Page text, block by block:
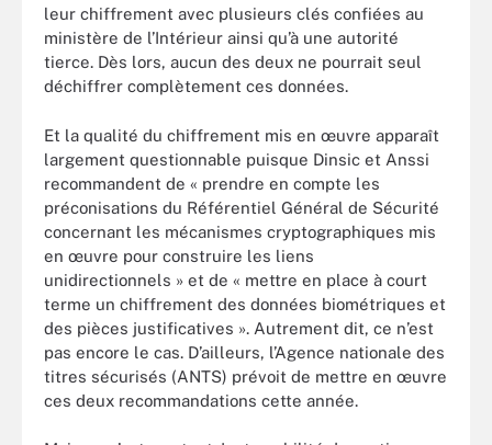
leur chiffrement avec plusieurs clés confiées au
ministère de l’Intérieur ainsi qu’à une autorité
tierce. Dès lors, aucun des deux ne pourrait seul
déchiffrer complètement ces données.
Et la qualité du chiffrement mis en œuvre apparaît
largement questionnable puisque Dinsic et Anssi
recommandent de « prendre en compte les
préconisations du Référentiel Général de Sécurité
concernant les mécanismes cryptographiques mis
en œuvre pour construire les liens
unidirectionnels » et de « mettre en place à court
terme un chiffrement des données biométriques et
des pièces justificatives ». Autrement dit, ce n’est
pas encore le cas. D’ailleurs, l’Agence nationale des
titres sécurisés (ANTS) prévoit de mettre en œuvre
ces deux recommandations cette année.